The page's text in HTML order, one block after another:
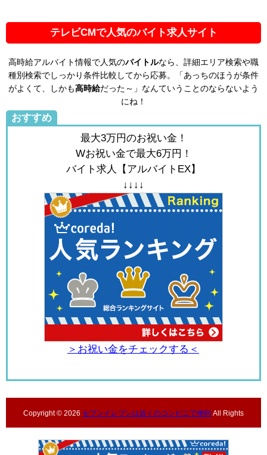
テレビCMで人気のバイト求人サイト
高時給アルバイト情報で人気のバイトルなら、詳細エリア検索や職
種別検索でしっかり条件比較してから応募。「あっちのほうが条件
がよくて、しかも高時給だった～」なんていうことのならないよう
にね！
おすすめ
最大3万円のお祝い金！
Wお祝い金で最大6万円！
バイト求人【アルバイトEX】
↓↓↓↓
＞お祝い金をチェックする＜
Copyright © 2026 セブンイレブンは近くのコンビニで便利 All Rights
Reserved.